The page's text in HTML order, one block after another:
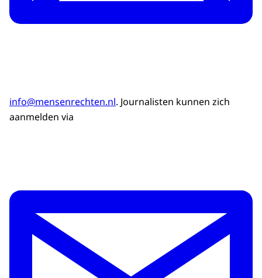
info@mensenrechten.nl. Journalisten kunnen zich
aanmelden via